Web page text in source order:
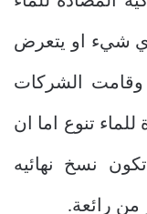
شيء او يتعرض
وقامت الشركات
تنوع اما ان
نسخ نهائيه
من رائعة.